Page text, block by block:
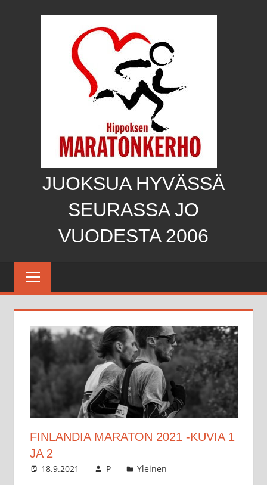
JUOKSUA HYVÄSSÄ
SEURASSA JO
VUODESTA 2006
Hippoksen
Maratonkerho
FINLANDIA MARATON 2021 -KUVIA 1
JA 2
18.9.2021 P Yleinen